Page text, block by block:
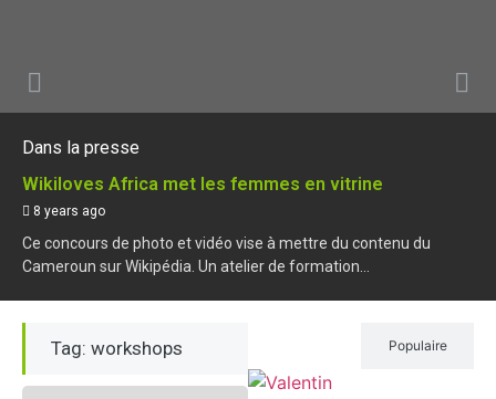
Dans la presse
Wikiloves Africa met les femmes en vitrine
8 years ago
Ce concours de photo et vidéo vise à mettre du contenu du
Cameroun sur Wikipédia. Un atelier de formation...
Tag: workshops Populaire